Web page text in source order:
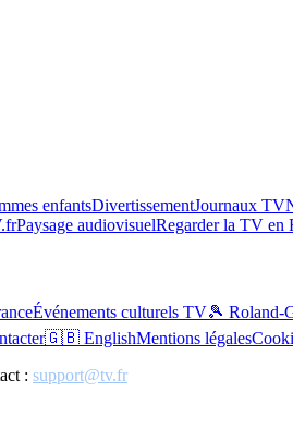
enfantsDivertissementJournaux TV
Paysage audiovisuelRegarder la TV en
Événements culturels TV🎾 Roland-
🇬🇧 EnglishMentions légales
: support@tv.fr